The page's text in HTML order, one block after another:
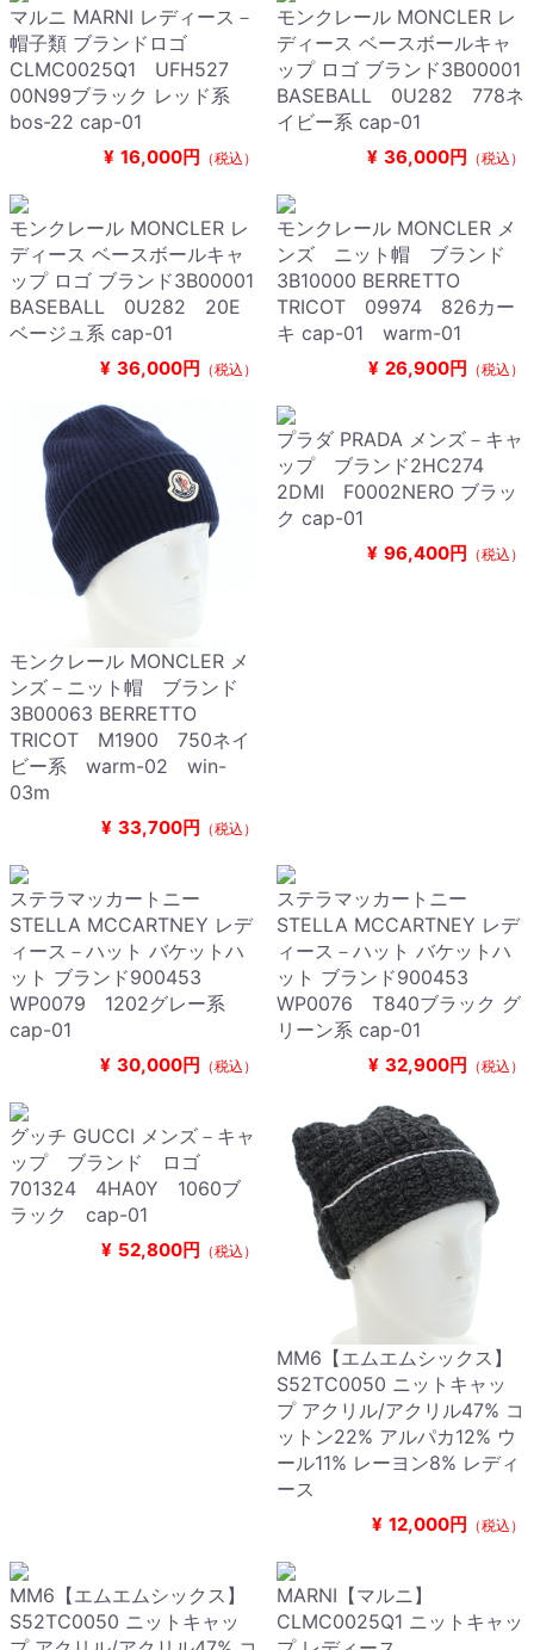
マルニ MARNI レディース－
帽子類 ブランドロゴ
CLMC0025Q1 UFH527
00N99ブラック レッド系
bos-22 cap-01
¥ 16,000円 （税込）
モンクレール MONCLER レ
ディース ベースボールキャ
ップ ロゴ ブランド3B00001
BASEBALL 0U282 778ネ
イビー系 cap-01
¥ 36,000円 （税込）
モンクレール MONCLER レ
ディース ベースボールキャ
ップ ロゴ ブランド3B00001
BASEBALL 0U282 20E
ベージュ系 cap-01
¥ 36,000円 （税込）
モンクレール MONCLER メ
ンズ ニット帽 ブランド
3B10000 BERRETTO
TRICOT 09974 826カー
キ cap-01 warm-01
¥ 26,900円 （税込）
モンクレール MONCLER メ
ンズ－ニット帽 ブランド
3B00063 BERRETTO
TRICOT M1900 750ネイ
ビー系 warm-02 win-
03m
¥ 33,700円 （税込）
プラダ PRADA メンズ－キャ
ップ ブランド2HC274
2DMI F0002NERO ブラッ
ク cap-01
¥ 96,400円 （税込）
ステラマッカートニー
STELLA MCCARTNEY レデ
ィース－ハット バケットハ
ット ブランド900453
WP0079 1202グレー系
cap-01
¥ 30,000円 （税込）
ステラマッカートニー
STELLA MCCARTNEY レデ
ィース－ハット バケットハ
ット ブランド900453
WP0076 T840ブラック グ
リーン系 cap-01
¥ 32,900円 （税込）
グッチ GUCCI メンズ－キャ
ップ ブランド ロゴ
701324 4HA0Y 1060ブ
ラック cap-01
¥ 52,800円 （税込）
MM6【エムエムシックス】
S52TC0050 ニットキャッ
プ アクリル/アクリル47% コ
ットン22% アルパカ12% ウ
ール11% レーヨン8% レディ
ース
¥ 12,000円 （税込）
MM6【エムエムシックス】
S52TC0050 ニットキャッ
MARNI【マルニ】
CLMC0025Q1 ニットキャッ